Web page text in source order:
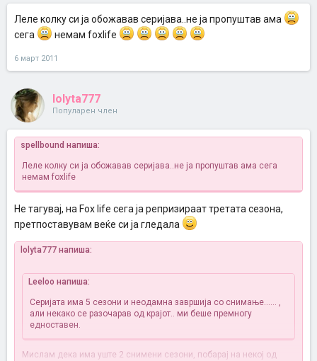
Леле колку си ја обожавав серијава..не ја пропуштав ама
сега
немам foxlife
6 март 2011
lolyta777
Популарен член
spellbound напиша:
Леле колку си ја обожавав серијава..не ја пропуштав ама сега
немам foxlife
Не тагувај, на Fox life сега ја репризираат третата сезона,
претпоставувам веќе си ја гледала
lolyta777 напиша:
Leeloo напиша:
Серијата има 5 сезони и неодамна завршија со снимање...... ,
али некако се разочарав од крајот.. ми беше премногу
едноставен.
Мислам дека има уште 2 снимени сезони, побарај на некој од